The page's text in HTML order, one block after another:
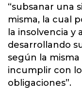
“subsanar una
misma, la cual
la insolvencia y
desarrollando
según la
incumplir con
obligaciones”.